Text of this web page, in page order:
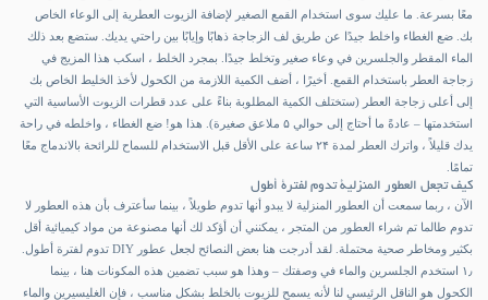
معًا بسرعة. ما عليك سوى استخدام القمع الصغير لإضافة الزيوت العطرية إلى الوعاء الخاص
بك. ضع الغطاء واخلط جيدًا عن طريق لف الزجاجة ذهابًا وإيابًا بين راحتي يديك. ستضع بعد ذلك
الماء المقطر والجلسرين في وعاء صغير وتخلط جيدًا. بمجرد الخلط ، اسكب هذا المزيج في
زجاجة العطر باستخدام القمع. أخيرًا ، أضف الكمية اللازمة من الكحول لأخذ الخليط الخاص بك
إلى أعلى زجاجة العطر (ستختلف الكمية المطلوبة بناءً على عدد قطرات الزيوت الأساسية التي
استخدمتها – عادةً ما أحتاج إلى حوالي ۵ ملاعق صغيرة). هذا هو! ضع الغطاء ، واخلطه في راحة
يدك قليلاً ، واترك العطر لمدة ۲۴ ساعة على الأقل قبل الاستخدام للسماح للرائحة بالاندماج معًا
تمامًا.
كيف تجعل العطور المنزلية تدوم لفترة أطول
الآن ، ربما سمعت أن العطور المنزلية لا يبدو أنها تدوم طويلاً ، بينما سأعترف بأن هذه العطور لا
تدوم طالما تم شراء العطور من المتجر ، يمكنني أن أؤكد لك أنها مصنوعة من مواد كيميائية أقل
بكثير ومخاطر صحية محتملة. لقد أدرجت هنا بعض النصائح لجعل عطور DIY تدوم لفترة أطول.
۱٫ استخدم الجلسرين والماء في وصفتك – وهذا هو سبب تضمين هذه المكونات هنا ، بينما
الكحول هو الناقل الرئيسي لنا لأنه يسمح للزيوت بالخلط بشكل مناسب ، فإن الغليسيرين والماء